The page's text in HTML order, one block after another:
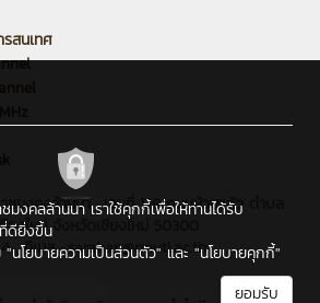
รสนเทศ
ชมงคลล้านนา : เลขที่ 128 ถนนห้วยแก้ว ตำบล
ยงใหม่ จังหวัดเชียงใหม่ 50300
, อีเมล : saraban@rmutl.ac.th
มงคลล้านนา เราใช้คุกกี้เพื่อให้ท่านได้รับ
ดียิ่งขึ้น
"นโยบายความเป็นส่วนตัว" และ "นโยบายคุกกี้"
ยอมรับ